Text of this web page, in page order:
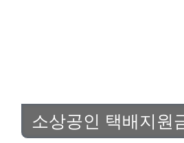
소상공인 택배지원